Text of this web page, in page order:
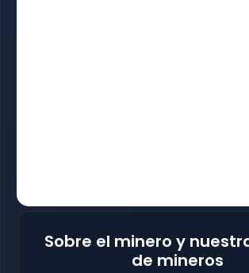
Sobre el minero y
de mineros